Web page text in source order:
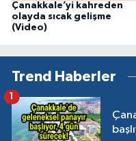
Çanakkale’yi kahreden
olayda sıcak gelişme
(Video)
Trend Haberler